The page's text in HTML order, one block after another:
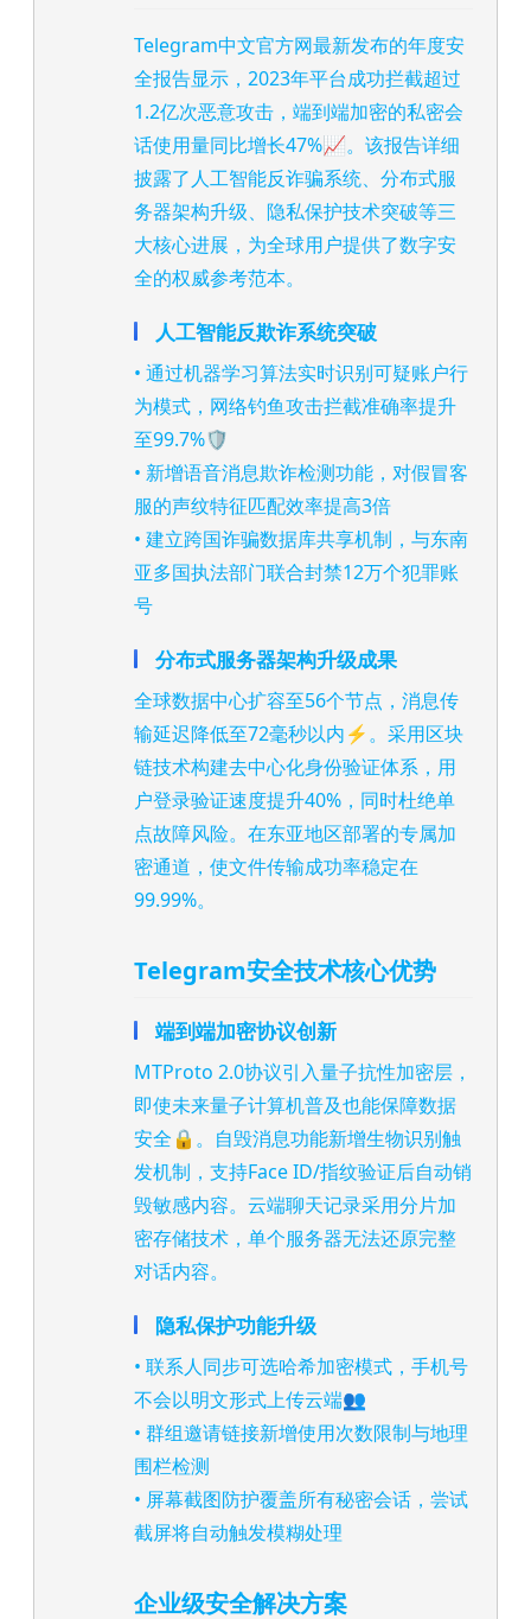
Telegram中文官方网最新发布的年度安
全报告显示，2023年平台成功拦截超过
1.2亿次恶意攻击，端到端加密的私密会
话使用量同比增长47%📈。该报告详细
披露了人工智能反诈骗系统、分布式服
务器架构升级、隐私保护技术突破等三
大核心进展，为全球用户提供了数字安
全的权威参考范本。
人工智能反欺诈系统突破
• 通过机器学习算法实时识别可疑账户行
为模式，网络钓鱼攻击拦截准确率提升
至99.7%🛡️
• 新增语音消息欺诈检测功能，对假冒客
服的声纹特征匹配效率提高3倍
• 建立跨国诈骗数据库共享机制，与东南
亚多国执法部门联合封禁12万个犯罪账
号
分布式服务器架构升级成果
全球数据中心扩容至56个节点，消息传
输延迟降低至72毫秒以内⚡。采用区块
链技术构建去中心化身份验证体系，用
户登录验证速度提升40%，同时杜绝单
点故障风险。在东亚地区部署的专属加
密通道，使文件传输成功率稳定在
99.99%。
Telegram安全技术核心优势
端到端加密协议创新
MTProto 2.0协议引入量子抗性加密层，
即使未来量子计算机普及也能保障数据
安全🔒。自毁消息功能新增生物识别触
发机制，支持Face ID/指纹验证后自动销
毁敏感内容。云端聊天记录采用分片加
密存储技术，单个服务器无法还原完整
对话内容。
隐私保护功能升级
• 联系人同步可选哈希加密模式，手机号
不会以明文形式上传云端👥
• 群组邀请链接新增使用次数限制与地理
围栏检测
• 屏幕截图防护覆盖所有秘密会话，尝试
截屏将自动触发模糊处理
企业级安全解决方案